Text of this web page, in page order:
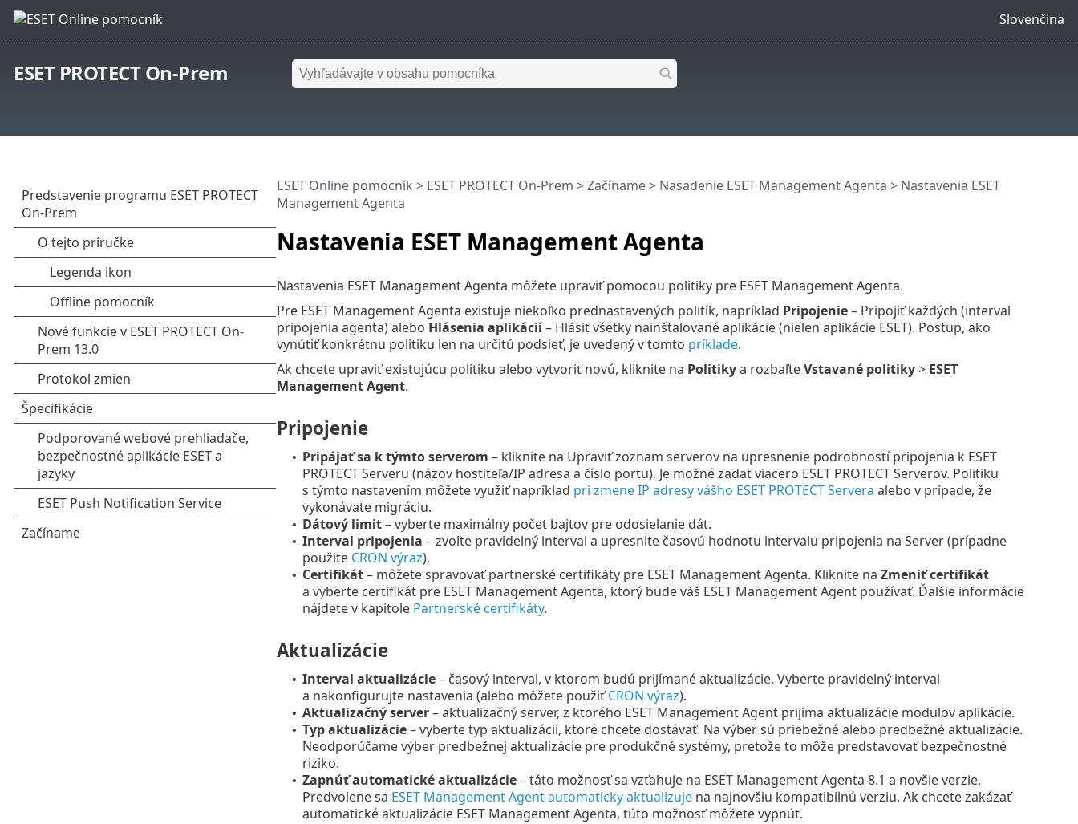
Slovenčina
ESET PROTECT On-Prem
Nastavenia ESET Management Agenta
ESET Online pomocník > ESET PROTECT On-Prem >Začíname> Nasadenie ESET Management Agenta > Nastavenia ESET
Management Agenta
Nastavenia ESET Management Agenta môžete upraviť pomocou politiky pre ESET Management Agenta.
Pre ESET Management Agenta existuje niekoľko prednastavených politík, napríklad Pripojenie– Pripojiť každých (interval
pripojenia agenta) alebo Hlásenia aplikácií– Hlásiť všetky nainštalované aplikácie (nielen aplikácie ESET). Postup, ako
vynútiť konkrétnu politiku len na určitú podsieť, je uvedený v tomto príklade.
Ak chcete upraviť existujúcu politiku alebo vytvoriť novú, kliknite na Politikya rozbaľteVstavané politiky> ESET
Management Agent.
Pripojenie
• Pripájať sa k týmto serverom – kliknite na Upraviť zoznam serverov na upresnenie podrobností pripojenia k ESET
PROTECT Serveru (názov hostiteľa/IP adresa a číslo portu). Je možné zadať viacero ESET PROTECT Serverov. Politiku
s týmto nastavením môžete využiť napríklad pri zmene IP adresy vášho ESET PROTECT Servera alebo v prípade, že
vykonávate migráciu.
• Dátový limit– vyberte maximálny počet bajtov pre odosielanie dát.
• Interval pripojenia – zvoľte pravidelný interval a upresnite časovú hodnotu intervalu pripojenia na Server (prípadne
použite CRON výraz).
• Certifikát– môžete spravovať partnerské certifikáty pre ESET Management Agenta. Kliknite na Zmeniť certifikát
a vyberte certifikát pre ESET Management Agenta, ktorý bude váš ESET Management Agent používať. Ďalšie informácie
nájdete v kapitole Partnerské certifikáty.
Aktualizácie
• Interval aktualizácie– časový interval, v ktorom budú prijímané aktualizácie. Vyberte pravidelný interval
a nakonfigurujte nastavenia (alebo môžete použiťCRON výraz).
• Aktualizačný server– aktualizačný server, z ktorého ESET Management Agent prijíma aktualizácie modulov aplikácie.
• Typ aktualizácie– vyberte typ aktualizácií, ktoré chcete dostávať. Na výber sú priebežné alebo predbežné aktualizácie.
Neodporúčame výber predbežnej aktualizácie pre produkčné systémy, pretože to môže predstavovať bezpečnostné
riziko.
• Zapnúť automatické aktualizácie– táto možnosť sa vzťahuje na ESET Management Agenta 8.1 a novšie verzie.
Predvolene sa ESET Management Agent automaticky aktualizujena najnovšiu kompatibilnú verziu. Ak chcete zakázať
automatické aktualizácie ESET Management Agenta, túto možnosť môžete vypnúť.